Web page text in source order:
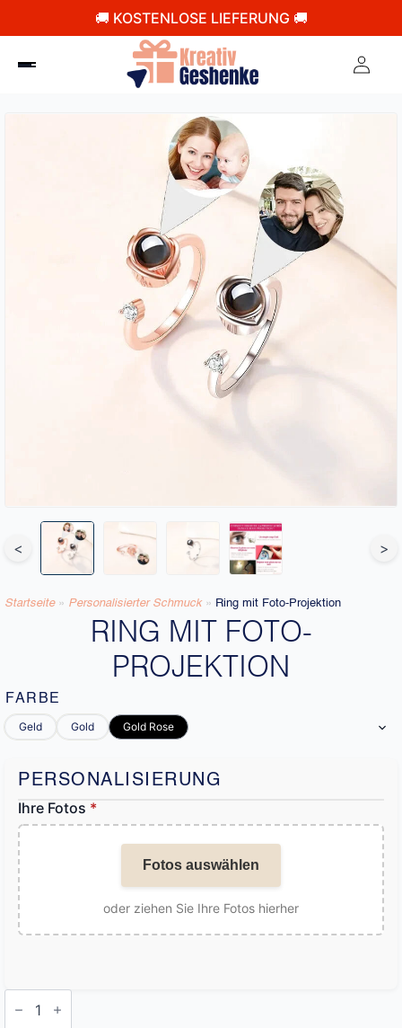
🚚 KOSTENLOSE LIEFERUNG 🚚
< >
Startseite » Personalisierter Schmuck » Ring mit Foto-Projektion
RING MIT FOTO-
PROJEKTION
FARBE
Geld Gold Gold Rose
PERSONALISIERUNG
Ihre Fotos *
Fotos auswählen
oder ziehen Sie Ihre Fotos hierher
Ring
mit